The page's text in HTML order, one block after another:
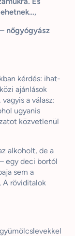
nőgyógyász
kérdés: ihat-
ajánlások
a válasz:
ugyanis
közvetlenül
alkoholt, de a
egy deci bortól
sem a
A röviditalok